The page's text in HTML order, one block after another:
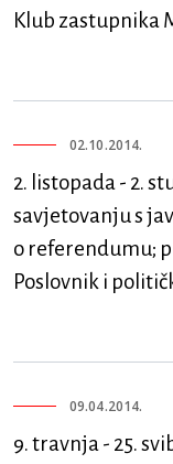
Klub zastupnika
02.10.2014.
2. listopada - 2.
savjetovanju s
o referendumu;
Poslovnik i
09.04.2014.
9. travnja - 25.